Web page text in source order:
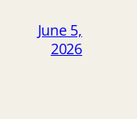
June 5,
2026